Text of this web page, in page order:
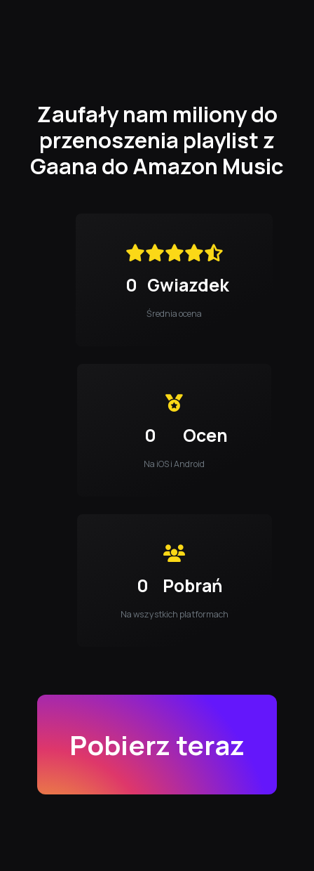
Zaufały nam miliony do
przenoszenia playlist z
Gaana do Amazon Music
0 Gwiazdek
Średnia ocena
0 Ocen
Na iOS i Android
0 Pobrań
Na wszystkich platformach
Pobierz teraz